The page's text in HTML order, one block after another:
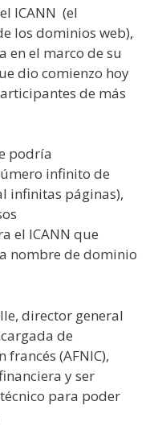
ICANN (el
los dominios web),
en el marco de su
dio comienzo hoy
de más
podría
infinito de
infinitas páginas),
el ICANN que
nombre de dominio
director general
de
(AFNIC),
y ser
para poder